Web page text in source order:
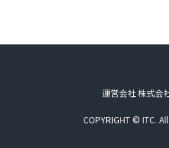
運営会社 株式会
COPYRIGHT © ITC.